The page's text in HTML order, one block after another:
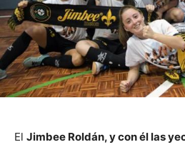
El Jimbee Roldán, y con él las